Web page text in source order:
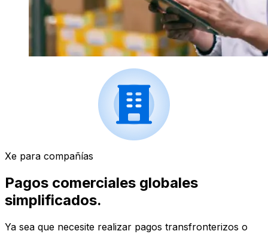
Xe para compañías
Pagos comerciales globales
simplificados.
Ya sea que necesite realizar pagos transfronterizos o